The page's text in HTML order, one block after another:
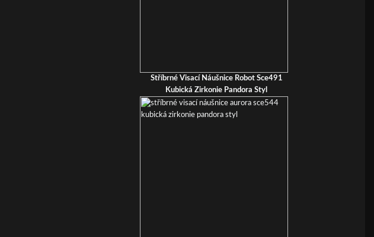
Stříbrné Visací Náušnice Robot Sce491
Kubická Zirkonie Pandora Styl